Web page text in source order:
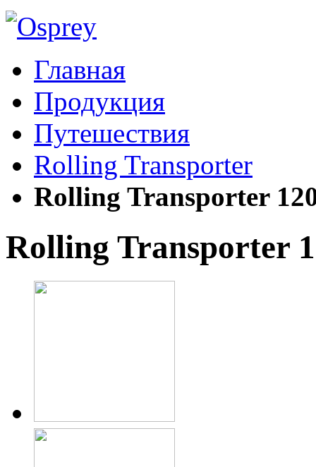
Главная
Продукция
Путешествия
Rolling Transporter
Rolling Transporter
Rolling Transporter